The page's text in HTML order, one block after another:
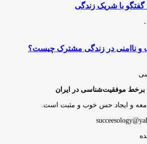
گفتگو با شریک زندگی
ناامنی در زندگی مشترک چیست؟
برخط موفقیت‌شناسی در ایران
و ایجاد حس خوب و مثبت است.